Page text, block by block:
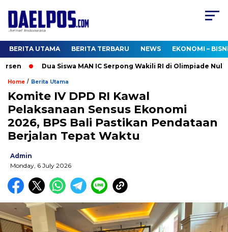
BERITA UTAMA BERITA TERBARU NEWS EKONOMI –
Dua Siswa MAN IC Serpong Wakili RI di Olimpiade Nuklir
Home / Berita Utama
Komite IV DPD RI Kawal
Pelaksanaan Sensus Ekonomi
2026, BPS Bali Pastikan Pendataan
Berjalan Tepat Waktu
Admin
Monday, 6 July 2026